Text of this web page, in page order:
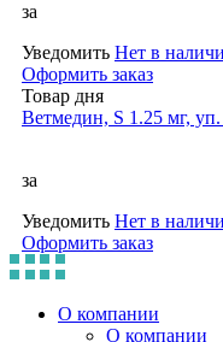
за
Уведомить Нет в
Оформить заказ
Товар дня
Ветмедин, S 1.25 мг, уп.
за
Уведомить Нет в
Оформить заказ
О компании
О компании